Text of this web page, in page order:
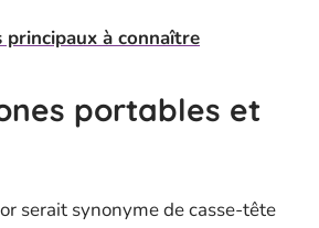
à connaître
portables et
serait synonyme de casse-tête